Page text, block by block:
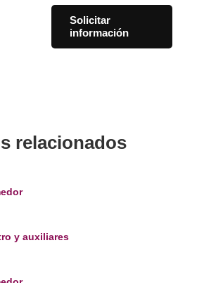
Solicitar
información
relacionados